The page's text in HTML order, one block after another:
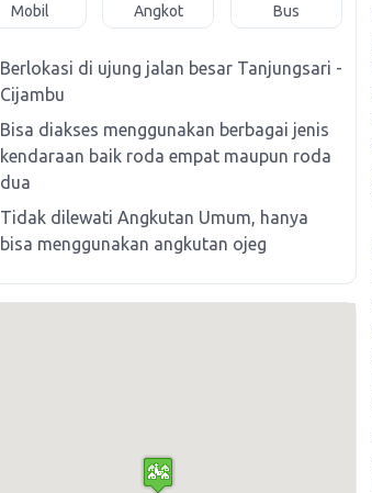
Mobil Angkot Bus
Berlokasi di ujung jalan besar Tanjungsari -
Cijambu
Bisa diakses menggunakan berbagai jenis
kendaraan baik roda empat maupun roda
dua
Tidak dilewati Angkutan Umum, hanya
bisa menggunakan angkutan ojeg